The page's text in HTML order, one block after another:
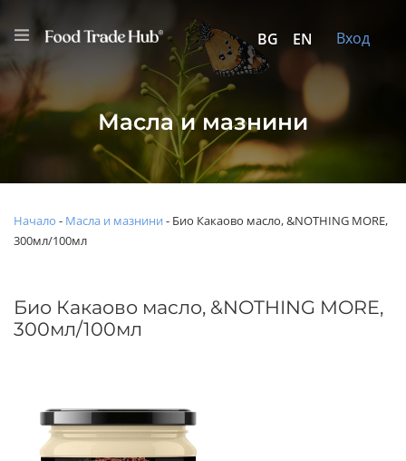
BG EN Вход
Масла и мазнини
Начало - Масла и мазнини - Био Какаово масло, &NOTHING MORE,
300мл/100мл
Био Какаово масло, &NOTHING MORE,
300мл/100мл